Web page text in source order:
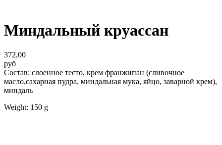
Миндальный круассан
372,00
руб
Состав: слоенное тесто, крем франжипан (сливочное
масло,сахарная пудра, миндальная мука, яйцо, заварной крем),
миндаль
Weight: 150 g